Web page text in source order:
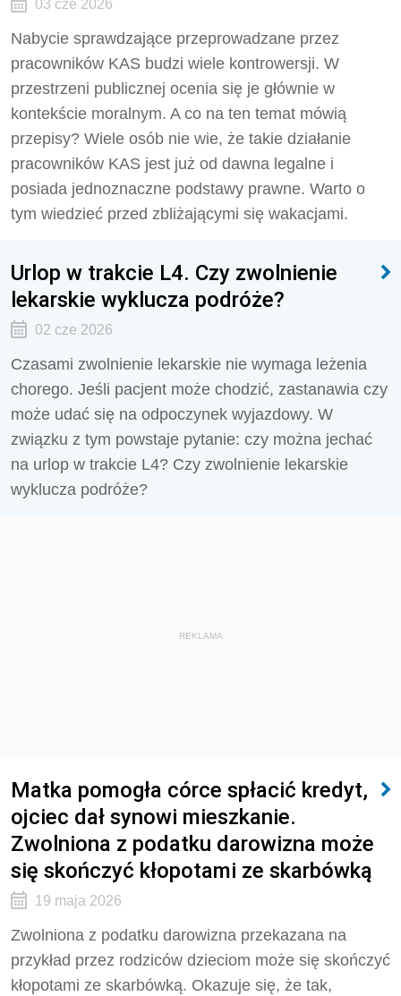
03 cze 2026
Nabycie sprawdzające przeprowadzane przez
pracowników KAS budzi wiele kontrowersji. W
przestrzeni publicznej ocenia się je głównie w
kontekście moralnym. A co na ten temat mówią
przepisy? Wiele osób nie wie, że takie działanie
pracowników KAS jest już od dawna legalne i
posiada jednoznaczne podstawy prawne. Warto o
tym wiedzieć przed zbliżającymi się wakacjami.
Urlop w trakcie L4. Czy zwolnienie
lekarskie wyklucza podróże?
02 cze 2026
Czasami zwolnienie lekarskie nie wymaga leżenia
chorego. Jeśli pacjent może chodzić, zastanawia czy
może udać się na odpoczynek wyjazdowy. W
związku z tym powstaje pytanie: czy można jechać
na urlop w trakcie L4? Czy zwolnienie lekarskie
wyklucza podróże?
REKLAMA
Matka pomogła córce spłacić kredyt,
ojciec dał synowi mieszkanie.
Zwolniona z podatku darowizna może
się skończyć kłopotami ze skarbówką
19 maja 2026
Zwolniona z podatku darowizna przekazana na
przykład przez rodziców dzieciom może się skończyć
kłopotami ze skarbówką. Okazuje się, że tak,